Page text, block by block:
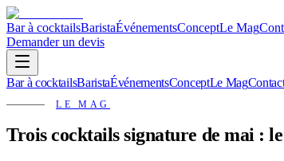
Bar à cocktailsBaristaÉvénementsConceptLe Mag
Demander un devis
Bar à cocktailsBaristaÉvénementsConceptLe Mag
LE MAG
Trois cocktails signature de mai :